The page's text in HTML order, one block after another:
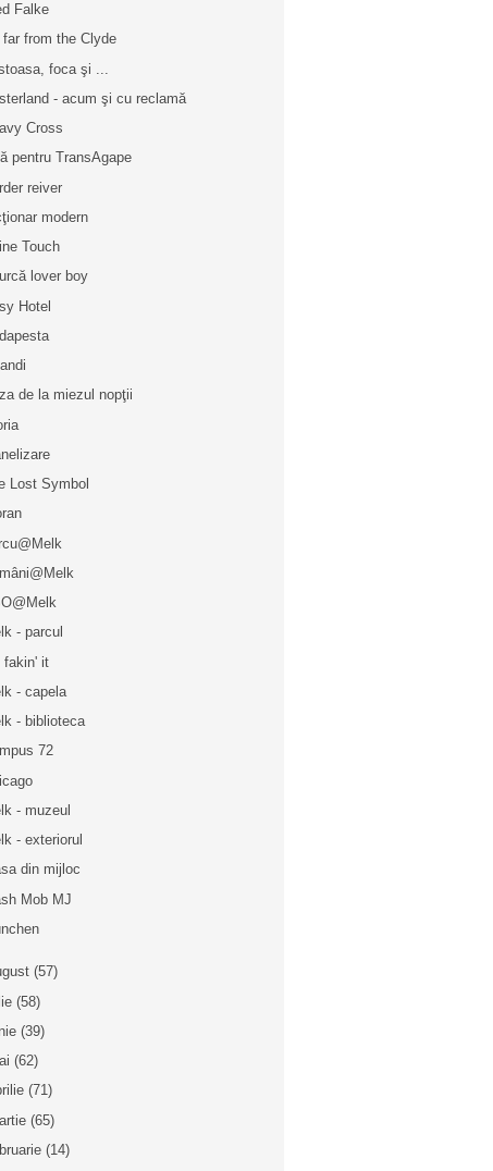
Falke
far from the Clyde
foca şi ...
- acum şi cu reclamă
Cross
pentru TransAgape
reiver
modern
Touch
lover boy
Hotel
de la miezul nopţii
Lost Symbol
- parcul
fakin' it
- capela
- biblioteca
72
- muzeul
- exteriorul
din mijloc
Mob MJ
(57)
(58)
(39)
(62)
(71)
(65)
(14)